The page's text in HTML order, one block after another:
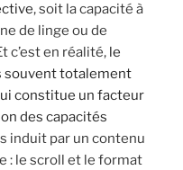
, soit la capacité à
de linge ou de
c’est en réalité, le
souvent totalement
constitue un facteur
des capacités
induit par un contenu
: le scroll et le format